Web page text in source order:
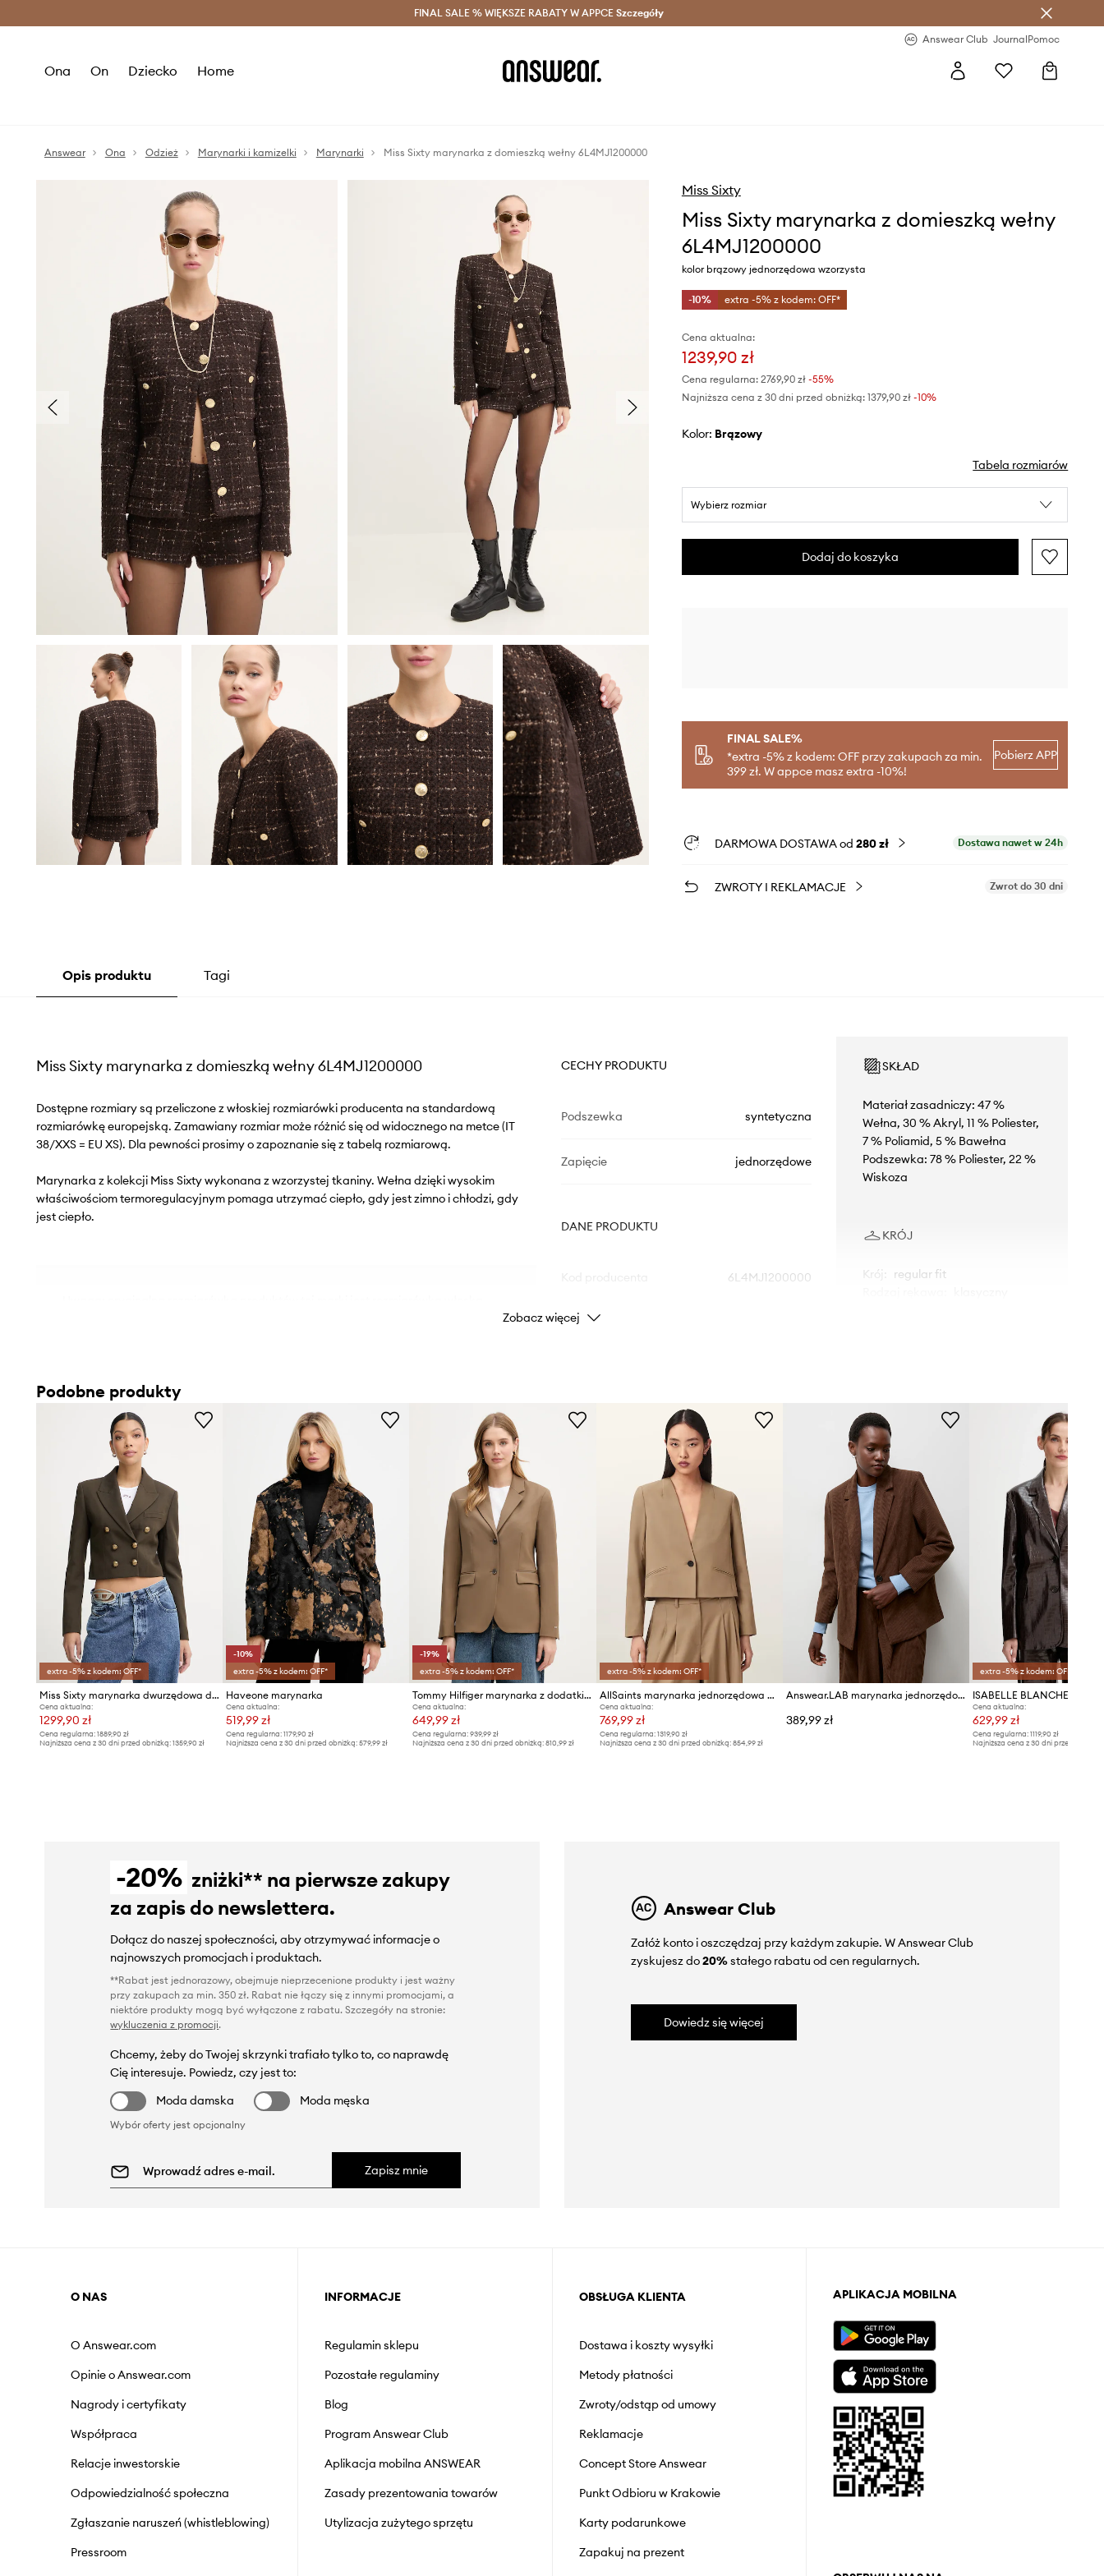
Oszczędzaj z Answear Club > Dostawa nawet w 24h >
FINAL SALE % WIĘKSZE RABATY W APPCE Szczegóły
Answear Club JournalPomoc
Ona On Dziecko Home
Answear Ona Odzież Marynarki i kamizelki Marynarki Miss Sixty marynarka z domieszką wełny 6L4MJ1200000
Miss Sixty
Miss Sixty marynarka z domieszką wełny
6L4MJ1200000
kolor brązowy jednorzędowa wzorzysta
-10% extra -5% z kodem: OFF*
Cena aktualna:
1239,90 zł
Cena regularna: 2769,90 zł-55%
Najniższa cena z 30 dni przed obniżką: 1379,90 zł -10%
Kolor: brązowy
Tabela rozmiarów
Wybierz rozmiar
Dodaj do koszyka
FINAL SALE%
*extra -5% z kodem: OFF przy zakupach za min.
399 zł. W appce masz extra -10%!
Pobierz APP
DARMOWA DOSTAWA od 280 zł Dostawa nawet w 24h
ZWROTY I REKLAMACJE Zwrot do 30 dni
Opis produktu Tagi
Miss Sixty marynarka z domieszką wełny 6L4MJ1200000
Dostępne rozmiary są przeliczone z włoskiej rozmiarówki producenta na standardową
rozmiarówkę europejską. Zamawiany rozmiar może różnić się od widocznego na metce (IT
38/XXS = EU XS). Dla pewności prosimy o zapoznanie się z tabelą rozmiarową.
Marynarka z kolekcji Miss Sixty wykonana z wzorzystej tkaniny. Wełna dzięki wysokim
właściwościom termoregulacyjnym pomaga utrzymać ciepło, gdy jest zimno i chłodzi, gdy
jest ciepło.
Informujemy, że rozmiary na metkach mogą różnić się od zamawianych ze względu
- Dodatkowa warstwa materiału w postaci podszewki.
- Jednorzędowe zapięcie na guziki.
- W ramiona wszyte poduszki.
- Z przodu cztery wsuwane kieszenie, które ułatwiają bezpieczne przechowywanie
drobiazgów.
- Gruba, lekko elastyczna tkanina.
- Długość rękawa: 60 cm.
- Długość: 60 cm.
- Szerokość pod pachami: 48 cm.
- Szerokość w ramionach: 38 cm.
- Wymiary podane dla rozmiaru: S.
CECHY PRODUKTU
Podszewka syntetyczna
Zapięcie jednorzędowe
DANE PRODUKTU
6L4MJ1200000
Kolor
Producent
SKŁAD
Materiał zasadniczy: 47 %
Wełna, 30 % Akryl, 11 % Poliester,
7 % Poliamid, 5 % Bawełna
Podszewka: 78 % Poliester, 22 %
Wiskoza
KRÓJ
Krój
regular fit
wzrostu i ma na sobie rozmiar S.
Rozmiarówka standardowa
Zalecamy wybór rozmiaru, jaki nosisz
zazwyczaj.
Rozmiary prezentowane w sklepie
zostały przeliczone na standardową,
europejską tabelę rozmiarową. Na
metce dostarczonego produktu
znajduje się oryginalne oznaczenie
producenta.
Tabela rozmiarów
Zobacz więcej
Podobne produkty
extra -5% z kodem: OFF*
Miss Sixty marynarka dwurzędowa damska z wełną
Cena aktualna:
1299,90 zł
Cena regularna: 1889,90 zł
Najniższa cena z 30 dni przed obniżką: 1359,90 zł
-10%
extra -5% z kodem: OFF*
Haveone marynarka
Cena aktualna:
519,99 zł
Cena regularna:1179,90 zł
Najniższa cena z 30 dni przed obniżką:579,99 zł
-19%
extra -5% z kodem: OFF*
Tommy Hilfiger marynarka z dodatkiem wełny
Cena aktualna:
649,99 zł
Cena regularna: 939,99 zł
Najniższa cena z 30 dni przed obniżką: 810,99 zł
extra -5% z kodem: OFF*
AllSaints marynarka jednorzędowa damska z wełną POPPY
Cena aktualna:
769,99 zł
Cena regularna: 1319,90 zł
Najniższa cena z 30 dni przed obniżką: 854,99 zł
Answear.LAB marynarka jednorzędowa damska sztruksowa
389,99 zł
extra -5% z kodem: OFF*
ISABELLE BLANCHE
Cena aktualna:
629,99 zł
Cena regularna: 1119,90 zł
Najniższa cena z 30 dni przed obniżką:
-20% zniżki** na pierwsze zakupy
za zapis do newslettera.
Dołącz do naszej społeczności, aby otrzymywać informacje o
najnowszych promocjach i produktach.
**Rabat jest jednorazowy, obejmuje nieprzecenione produkty i jest ważny
przy zakupach za min. 350 zł. Rabat nie łączy się z innymi promocjami, a
niektóre produkty mogą być wyłączone z rabatu. Szczegóły na stronie:
wykluczenia z promocji.
Chcemy, żeby do Twojej skrzynki trafiało tylko to, co naprawdę
Cię interesuje. Powiedz, czy jest to:
Moda damska
Moda męska
Wybór oferty jest opcjonalny
Zapisz mnie
Answear Club
Załóż konto i oszczędzaj przy każdym zakupie. W Answear Club
zyskujesz do20%stałego rabatu od cen regularnych.
Dowiedz się więcej
O NAS
O Answear.com
Opinie o Answear.com
Nagrody i certyfikaty
Współpraca
Relacje inwestorskie
Odpowiedzialność społeczna
Zgłaszanie naruszeń (whistleblowing)
Pressroom
INFORMACJE
Regulamin sklepu
Pozostałe regulaminy
Blog
Program Answear Club
Aplikacja mobilna ANSWEAR
Zasady prezentowania towarów
Utylizacja zużytego sprzętu
OBSŁUGA KLIENTA
Dostawa i koszty wysyłki
Metody płatności
Zwroty/odstąp od umowy
Reklamacje
Concept Store Answear
Punkt Odbioru w Krakowie
Karty podarunkowe
Zapakuj na prezent
APLIKACJA MOBILNA